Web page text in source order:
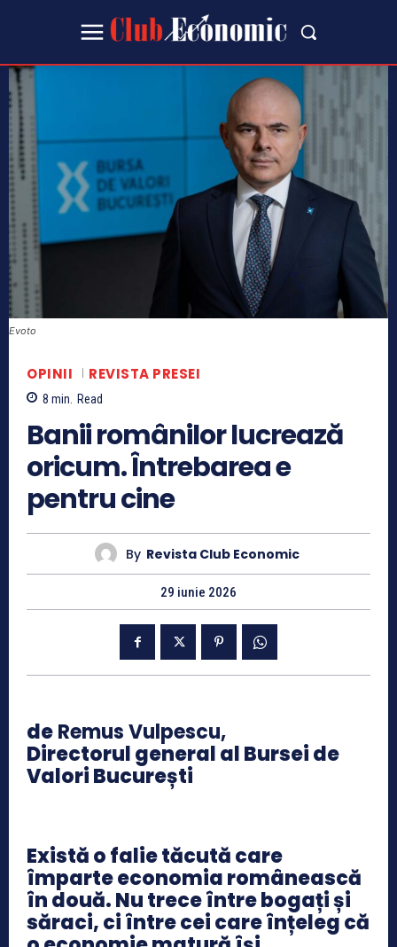
Evoto
OPINII REVISTA PRESEI
8 min. Read
Banii românilor lucrează
oricum. Întrebarea e
pentru cine
By Revista Club Economic
29 iunie 2026
deRemus Vulpescu,
Directorul general al Bursei de
Valori București
Există o falie tăcută care
împarte economia românească
în două. Nu trece între bogați și
săraci, ci între cei care înțeleg că